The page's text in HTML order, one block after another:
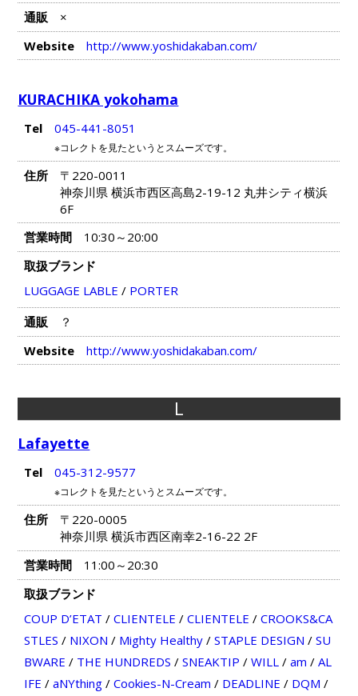
通販
×
Website
http://www.yoshidakaban.com/
KURACHIKA yokohama
Tel 045-441-8051
※コレクトを見たというとスムーズです。
住所
〒220-0011
神奈川県 横浜市西区高島2-19-12 丸井シティ横浜
6F
営業時間
10:30～20:00
取扱ブランド
LUGGAGE LABLE / PORTER
通販
？
Website
http://www.yoshidakaban.com/
L
Lafayette
Tel 045-312-9577
※コレクトを見たというとスムーズです。
住所
〒220-0005
神奈川県 横浜市西区南幸2-16-22 2F
営業時間
11:00～20:30
取扱ブランド
COUP D’ETAT / CLIENTELE / CLIENTELE / CROOKS&CA
STLES / NIXON / Mighty Healthy/ STAPLE DESIGN / SU
BWARE / THE HUNDREDS / SNEAKTIP / WILL/ am / AL
IFE / aNYthing/ Cookies-N-Cream / DEADLINE / DQM /